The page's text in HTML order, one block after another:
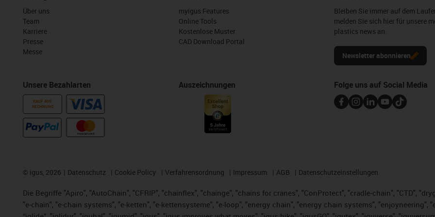
Über uns
Team
Karriere
Presse
Messe
Unsere Bezahlarten
KAUF AUF
RECHNUNG
myigus Features
Online Tools
Kostenlose Muster
CAD Download Portal
Auszeichnungen
Bleiben Sie immer auf dem
melden Sie sich hier für unsere
plastics news an.
Newsletter abonnieren
Folge uns auf Social Media
© igus, 2026 Datenschutz Cookie Policy Verfahrensordnung Impressum AGB Datenschutzeinstellungen
Die Begriffe "Apiro", "AutoChain", "CFRIP", "chainflex", "chainge", "chains for cranes", "ConProtect", "cradle-chain", "CTD",
"e-chain", "e-chain systems", "e-ketten", "e-kettensysteme", "e-loop", "energy chain", "energy chain systems", "enjoyneering",